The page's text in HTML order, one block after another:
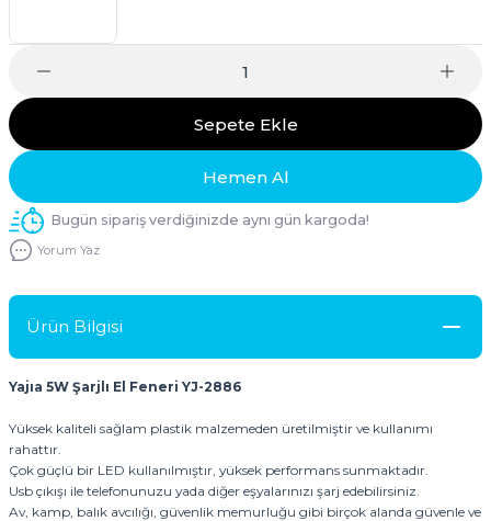
Sepete Ekle
Hemen Al
Bugün sipariş verdiğinizde aynı gün kargoda!
Yorum Yaz
Ürün Bilgisi
Yajıa 5W Şarjlı El Feneri YJ-2886
Yüksek kaliteli sağlam plastik malzemeden üretilmiştir ve kullanımı
rahattır.
Çok güçlü bir LED kullanılmıştır, yüksek performans sunmaktadır.
Usb çıkışı ile telefonunuzu yada diğer eşyalarınızı şarj edebilirsiniz.
Av, kamp, balık avcılığı, güvenlik memurluğu gibi birçok alanda güvenle ve